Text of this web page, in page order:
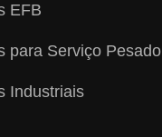
EFB
para Serviço Pesado
Industriais